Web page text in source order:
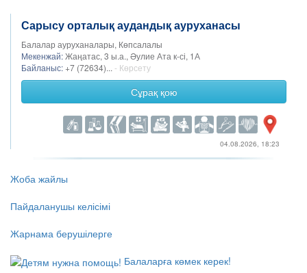
Сарысу орталық аудандық ауруханасы
Балалар ауруханалары, Көпсалалы
Мекенжай:Жаңатас, 3 ы.а., Әулие Ата к-сі, 1А
Байланыс: +7 (72634)... - Көрсету
Сұрақ қою
04.08.2026, 18:23
Жоба жайлы
Пайдаланушы келісімі
Жарнама берушілерге
Балаларға көмек керек!